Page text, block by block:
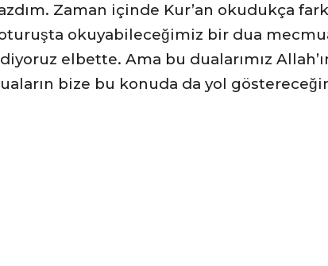
Zaman içinde Kur’an okudukça
okuyabileceğimiz bir dua
elbette. Ama bu dualarımız
bize bu konuda da yol